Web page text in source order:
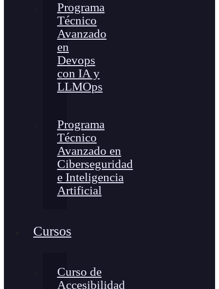
Programa
Técnico
Avanzado
en
Devops
con IA y
LLMOps
Programa
Técnico
Avanzado en
Ciberseguridad
e Inteligencia
Artificial
Cursos
Curso de
Accesibilidad